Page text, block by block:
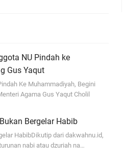
NU Pindah ke
Gus Yaqut
Ke Muhammadiyah, Begini
Agama Gus Yaqut Cholil
Bergelar Habib
HabibDikutip dari dakwahnu.id,
nabi atau dzuriah na…